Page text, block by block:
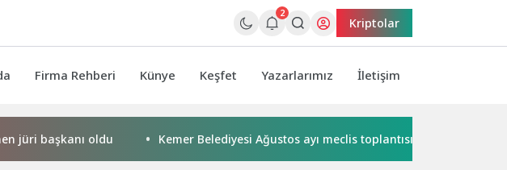
2
Kriptolar
Firma Rehberi Künye Keşfet Yazarlarımız İletişim
başkanı oldu Kemer Belediyesi Ağustos ayı meclis toplantısı yapıldı